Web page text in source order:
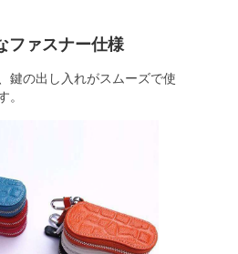
ファスナー仕様
鍵の出し入れがスムーズで使
。